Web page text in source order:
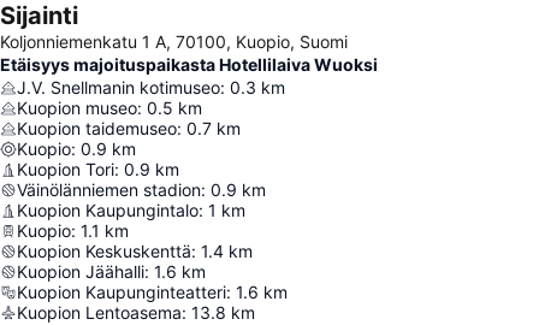
Sijainti
Koljonniemenkatu 1 A, 70100, Kuopio, Suomi
Etäisyys majoituspaikasta Hotellilaiva Wuoksi
J.V. Snellmanin kotimuseo: 0.3 km
Kuopion museo: 0.5 km
Kuopion taidemuseo: 0.7 km
Kuopio: 0.9 km
Kuopion Tori: 0.9 km
Väinölänniemen stadion: 0.9 km
Kuopion Kaupungintalo: 1 km
Kuopio: 1.1 km
Kuopion Keskuskenttä: 1.4 km
Kuopion Jäähalli: 1.6 km
Kuopion Kaupunginteatteri: 1.6 km
Kuopion Lentoasema: 13.8 km